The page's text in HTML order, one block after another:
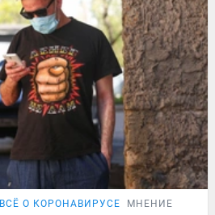
ВСЁ О КОРОНАВИРУСЕ МНЕНИЕ